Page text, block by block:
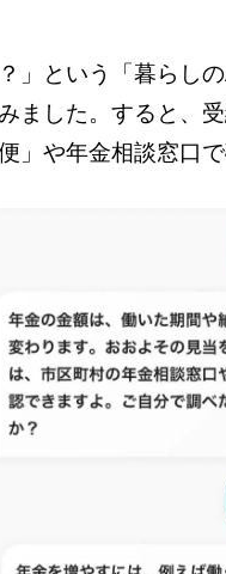
」という「暮らし
ました。すると、
」や年金相談窓口